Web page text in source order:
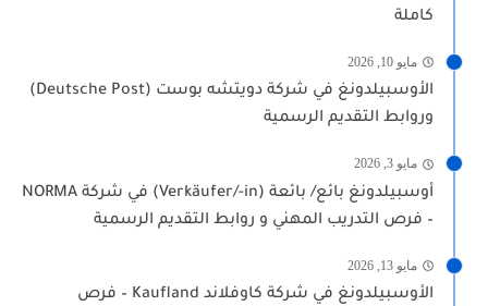
كاملة
مايو 10, 2026
الأوسبيلدونغ في شركة دويتشه بوست (Deutsche Post)
وروابط التقديم الرسمية
مايو 3, 2026
أوسبيلدونغ بائع/ بائعة (Verkäufer/-in) في شركة NORMA
– فرص التدريب المهني و روابط التقديم الرسمية
مايو 13, 2026
الأوسبيلدونغ في شركة كاوفلاند Kaufland – فرص